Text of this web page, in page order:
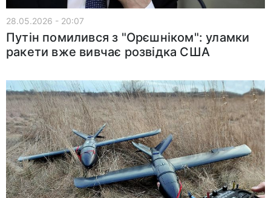
28.05.2026 - 20:07
Путін помилився з "Орєшніком": уламки
ракети вже вивчає розвідка США